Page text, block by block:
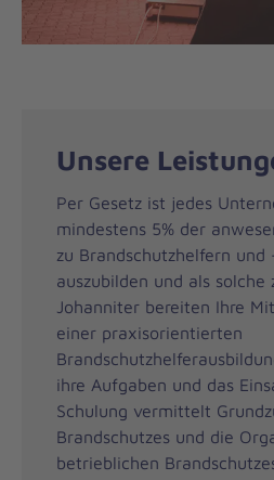
Unsere
Per Gesetz ist jedes
mindestens 5% der
zu Brandschutzhelfern und
auszubilden und als solche
Johanniter bereiten Ihre
einer praxisorientierten
ihre Aufgaben und das
Schulung vermittelt
Brandschutzes und die
betrieblichen